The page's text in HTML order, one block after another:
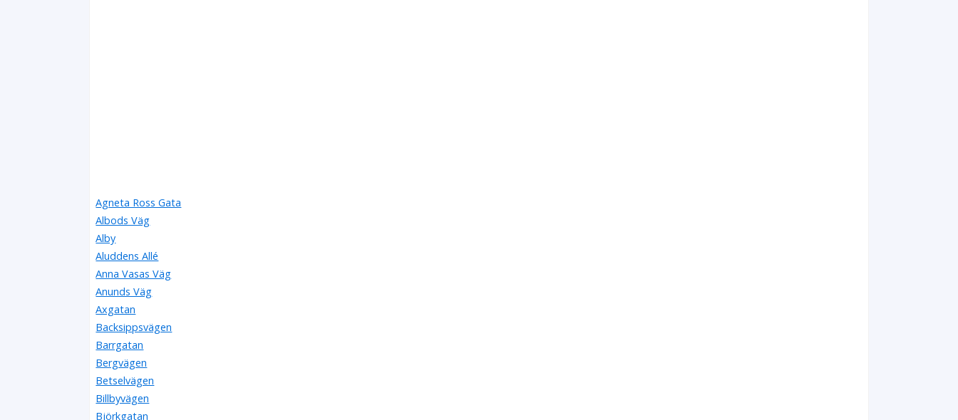
Agneta Ross Gata
Albods Väg
Alby
Aluddens Allé
Anna Vasas Väg
Anunds Väg
Axgatan
Backsippsvägen
Barrgatan
Bergvägen
Betselvägen
Billbyvägen
Björkgatan